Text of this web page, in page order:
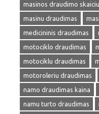
masinos draudimo
masinu draudimas
medicininis draudimas
motociklo draudimas
motociklu draudimas
motoroleriu draudimas
namo draudimas kaina
namu turto draudimas